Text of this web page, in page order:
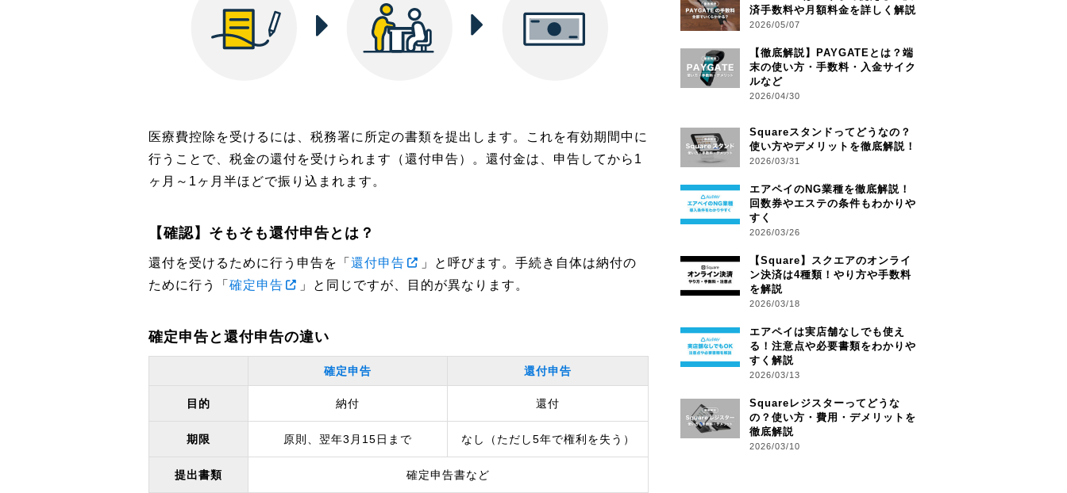
医療費控除を受けるには、税務署に所定の書類を提出します。これを有効期間中に
行うことで、税金の還付を受けられます（還付申告）。還付金は、申告してから1
ヶ月～1ヶ月半ほどで振り込まれます。
【確認】そもそも還付申告とは？
還付を受けるために行う申告を「 還付申告
」と呼びます。手続き自体は納付の
ために行う「 確定申告 」と同じですが、目的が異なります。
確定申告と還付申告の違い
確定申告 還付申告
目的 納付 還付
期限 原則、翌年3月15日まで なし（ただし5年で権利を失う）
提出書類 確定申告書など
済手数料や月額料金を詳しく解説
2026/05/07
【徹底解説】PAYGATEとは？端
末の使い方・手数料・入金サイク
ルなど
2026/04/30
Squareスタンドってどうなの？
使い方やデメリットを徹底解説！
2026/03/31
エアペイのNG業種を徹底解説！
回数券やエステの条件もわかりや
すく
2026/03/26
【Square】スクエアのオンライ
ン決済は4種類！やり方や手数料
を解説
2026/03/18
エアペイは実店舗なしでも使え
る！注意点や必要書類をわかりや
すく解説
2026/03/13
Squareレジスターってどうな
の？使い方・費用・デメリットを
徹底解説
2026/03/10